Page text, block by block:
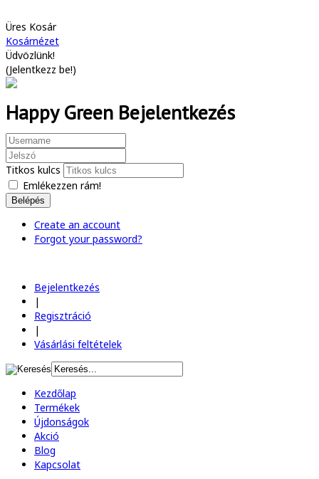
Üres Kosár
Kosárnézet
Üdvözlünk!
(Jelentkezz be!)
Happy Green Bejelentkezés
Titkos kulcs
Emlékezzen rám!
Belépés
Create an account
Forgot your password?
Bejelentkezés
|
Regisztráció
|
Vásárlási feltételek
Kezdőlap
Termékek
Újdonságok
Akció
Blog
Kapcsolat